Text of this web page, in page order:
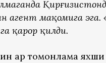
агент мақомига эга.
қарор қилди.
ҳар томонлама